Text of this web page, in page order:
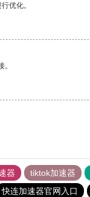
优化。
器 tiktok加速器
快连加速器官网入口